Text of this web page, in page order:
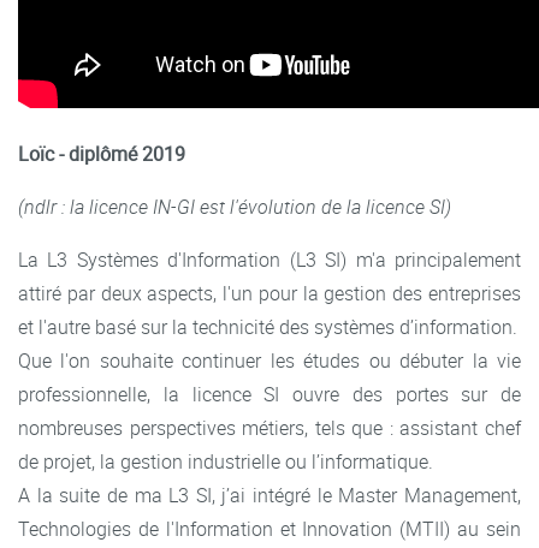
Programmation objet 2, Ingénierie Logicielle
Ordonnancement, Qualité, Démarche d’amélioration de la
Loïc - diplômé 2019
(ndlr : la licence IN-GI est l'évolution de la licence SI)
La L3 Systèmes d'Information (L3 SI) m'a principalement
attiré par deux aspects, l'un pour la gestion des entreprises
et l'autre basé sur la technicité des systèmes d’information.
Que l'on souhaite continuer les études ou débuter la vie
professionnelle, la licence SI ouvre des portes sur de
nombreuses perspectives métiers, tels que : assistant chef
de projet, la gestion industrielle ou l’informatique.
A la suite de ma L3 SI, j’ai intégré le Master Management,
Technologies de l'Information et Innovation (MTII) au sein